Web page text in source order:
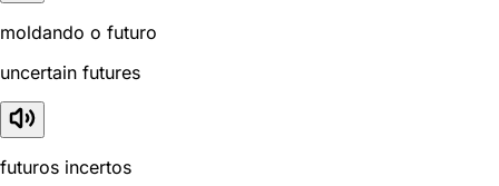
moldando o futuro
uncertain futures
futuros incertos